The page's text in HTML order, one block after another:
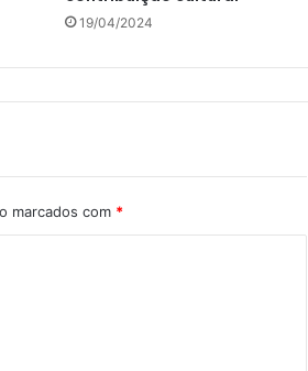
19/04/2024
marcados com *